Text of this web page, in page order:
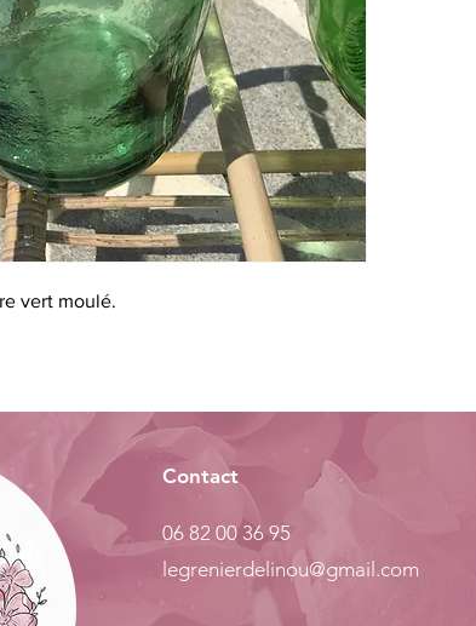
vert moulé.
Contact
06 82 00 36 95
legrenierdelinou@gmail.com